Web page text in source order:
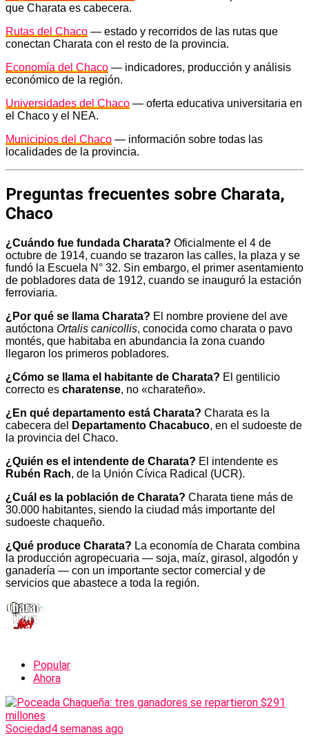
que Charata es cabecera.
Rutas del Chaco — estado y recorridos de las rutas que
conectan Charata con el resto de la provincia.
Economía del Chaco — indicadores, producción y análisis
económico de la región.
Universidades del Chaco — oferta educativa universitaria en
el Chaco y el NEA.
Municipios del Chaco — información sobre todas las
localidades de la provincia.
Preguntas frecuentes sobre Charata,
Chaco
¿Cuándo fue fundada Charata? Oficialmente el 4 de
octubre de 1914, cuando se trazaron las calles, la plaza y se
fundó la Escuela N° 32. Sin embargo, el primer asentamiento
de pobladores data de 1912, cuando se inauguró la estación
ferroviaria.
¿Por qué se llama Charata? El nombre proviene del ave
autóctona Ortalis canicollis, conocida como charata o pavo
montés, que habitaba en abundancia la zona cuando
llegaron los primeros pobladores.
¿Cómo se llama el habitante de Charata? El gentilicio
correcto es charatense, no «charateño».
¿En qué departamento está Charata? Charata es la
cabecera del
Departamento Chacabuco, en el sudoeste de
la provincia del Chaco.
¿Quién es el intendente de Charata? El intendente es
Rubén Rach, de la Unión Cívica Radical (UCR).
¿Cuál es la población de Charata? Charata tiene más de
30.000 habitantes, siendo la ciudad más importante del
sudoeste chaqueño.
¿Qué produce Charata? La economía de Charata combina
la producción agropecuaria — soja, maíz, girasol, algodón y
ganadería — con un importante sector comercial y de
servicios que abastece a toda la región.
Popular
Ahora
Sociedad4 semanas ago